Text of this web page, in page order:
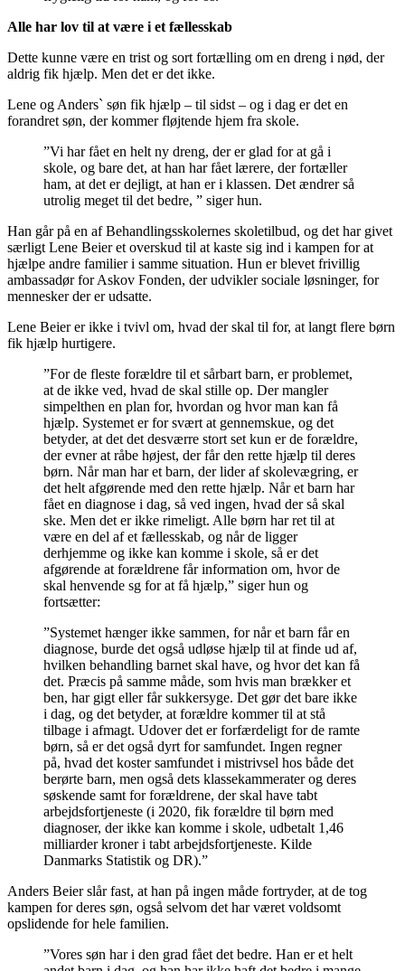
Alle har lov til at være i et fællesskab
Dette kunne være en trist og sort fortælling om en dreng i nød, der
aldrig fik hjælp. Men det er det ikke.
Lene og Anders` søn fik hjælp – til sidst – og i dag er det en
forandret søn, der kommer fløjtende hjem fra skole.
”Vi har fået en helt ny dreng, der er glad for at gå i
skole, og bare det, at han har fået lærere, der fortæller
ham, at det er dejligt, at han er i klassen. Det ændrer så
utrolig meget til det bedre, ” siger hun.
Han går på en af Behandlingsskolernes skoletilbud, og det har givet
særligt Lene Beier et overskud til at kaste sig ind i kampen for at
hjælpe andre familier i samme situation. Hun er blevet frivillig
ambassadør for Askov Fonden, der udvikler sociale løsninger, for
mennesker der er udsatte.
Lene Beier er ikke i tvivl om, hvad der skal til for, at langt flere børn
fik hjælp hurtigere.
”For de fleste forældre til et sårbart barn, er problemet,
at de ikke ved, hvad de skal stille op. Der mangler
simpelthen en plan for, hvordan og hvor man kan få
hjælp. Systemet er for svært at gennemskue, og det
betyder, at det det desværre stort set kun er de forældre,
der evner at råbe højest, der får den rette hjælp til deres
børn. Når man har et barn, der lider af skolevægring, er
det helt afgørende med den rette hjælp. Når et barn har
fået en diagnose i dag, så ved ingen, hvad der så skal
ske. Men det er ikke rimeligt. Alle børn har ret til at
være en del af et fællesskab, og når de ligger
derhjemme og ikke kan komme i skole, så er det
afgørende at forældrene får information om, hvor de
skal henvende sg for at få hjælp,” siger hun og
fortsætter:
”Systemet hænger ikke sammen, for når et barn får en
diagnose, burde det også udløse hjælp til at finde ud af,
hvilken behandling barnet skal have, og hvor det kan få
det. Præcis på samme måde, som hvis man brækker et
ben, har gigt eller får sukkersyge. Det gør det bare ikke
i dag, og det betyder, at forældre kommer til at stå
tilbage i afmagt. Udover det er forfærdeligt for de ramte
børn, så er det også dyrt for samfundet. Ingen regner
på, hvad det koster samfundet i mistrivsel hos både det
berørte barn, men også dets klassekammerater og deres
søskende samt for forældrene, der skal have tabt
arbejdsfortjeneste (i 2020, fik forældre til børn med
diagnoser, der ikke kan komme i skole, udbetalt 1,46
milliarder kroner i tabt arbejdsfortjeneste. Kilde
Danmarks Statistik og DR).”
Anders Beier slår fast, at han på ingen måde fortryder, at de tog
kampen for deres søn, også selvom det har været voldsomt
opslidende for hele familien.
”Vores søn har i den grad fået det bedre. Han er et helt